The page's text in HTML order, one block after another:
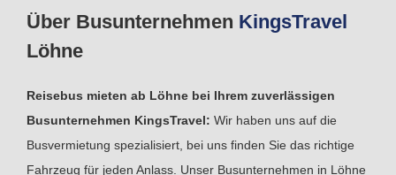
Über Busunternehmen KingsTravel
Löhne
Reisebus mieten ab Löhne bei Ihrem zuverlässigen
Busunternehmen KingsTravel: Wir haben uns auf die
Busvermietung spezialisiert, bei uns finden Sie das richtige
Fahrzeug für jeden Anlass. Unser Busunternehmen in Löhne